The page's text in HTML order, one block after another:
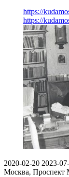
https://
https://
2020-02-20 2023-
Москва, Проспект